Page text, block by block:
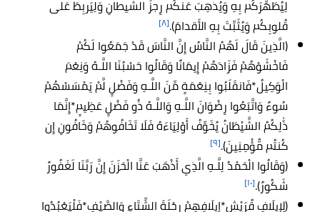
لِيُطَهِّرَكُم بِهِ وَيُذهِبَ عَنكُم رِجزَ الشَّيطانِ وَلِيَربِطَ عَلى
قُلوبِكُم وَيُثَبِّتَ بِهِ الأَقدامَ).[٨]
(الَّذِينَ قَالَ لَهُمُ النَّاسُ إِنَّ النَّاسَ قَدْ جَمَعُوا لَكُمْ
فَاخْشَوْهُمْ فَزَادَهُمْ إِيمَانًا وَقَالُوا حَسْبُنَا اللَّـهُ وَنِعْمَ
الْوَكِيلُ*فَانقَلَبُوا بِنِعْمَةٍ مِّنَ اللَّـهِ وَفَضْلٍ لَّمْ يَمْسَسْهُمْ
سُوءٌ وَاتَّبَعُوا رِضْوَانَ اللَّـهِ وَاللَّـهُ ذُو فَضْلٍ عَظِيمٍ*إِنَّمَا
ذَٰلِكُمُ الشَّيْطَانُ يُخَوِّفُ أَوْلِيَاءَهُ فَلَا تَخَافُوهُمْ وَخَافُونِ إِن
كُنتُم مُّؤْمِنِينَ).[٩]
(وَقَالُوا الْحَمْدُ لِلَّـهِ الَّذِي أَذْهَبَ عَنَّا الْحَزَنَ إِنَّ رَبَّنَا لَغَفُورٌ
شَكُورٌ).[١٠]
(لِإِيلَافِ قُرَيْشٍ*إِيلَافِهِمْ رِحْلَةَ الشِّتَاءِ وَالصَّيْفِ*فَلْيَعْبُدُوا